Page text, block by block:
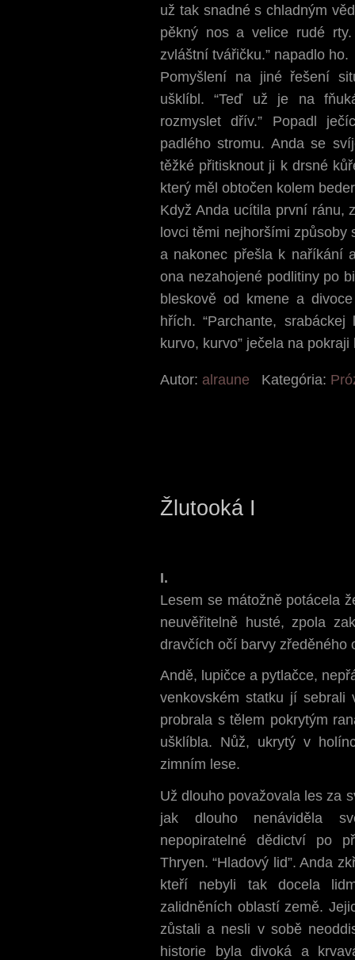
už tak snadné s chladným
pěkný nos a velice rudé
zvláštní tvářičku.” napadlo ho.
Pomyšlení na jiné řešení
ušklíbl. “Teď už je na
rozmyslet dřív.” Popadl
padlého stromu. Anda se
těžké přitisknout ji k drsné
který měl obtočen kolem
Když Anda ucítila první ránu,
lovci těmi nejhoršími způsoby
a nakonec přešla k naříkání
ona nezahojené podlitiny po
bleskově od kmene a
hřích. “Parchante,
kurvo, kurvo” ječela na pokraji
Autor: alraune Kategória:
Žlutooká I
I.
Lesem se mátožně potácela
neuvěřitelně husté, zpola
dravčích očí barvy zředěného
Andě, lupičce a pytlačce,
venkovském statku jí
probrala s tělem pokrytým
ušklíbla. Nůž, ukrytý v
zimním lese.
Už dlouho považovala les za
jak dlouho nenáviděla
nepopiratelné dědictví po
Thryen. “Hladový lid”. Anda
kteří nebyli tak docela
zalidněních oblastí země.
zůstali a nesli v sobě
historie byla divoká a